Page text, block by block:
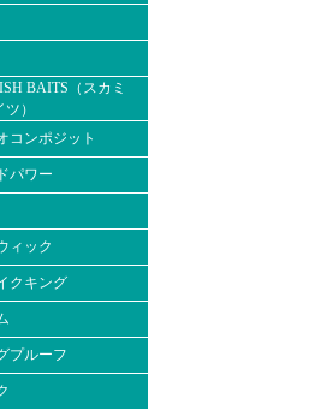
BAITS（スカミ
）
コンポジット
パワー
ィック
クキング
プルーフ